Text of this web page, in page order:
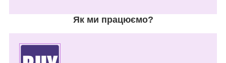
Як ми працюємо?